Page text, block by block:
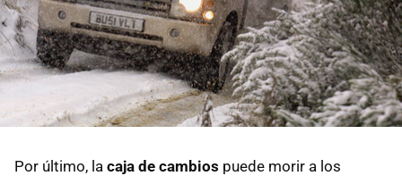
Por último, la caja de cambios puede morir a los